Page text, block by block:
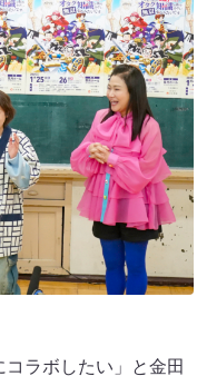
ラボしたい」と金田